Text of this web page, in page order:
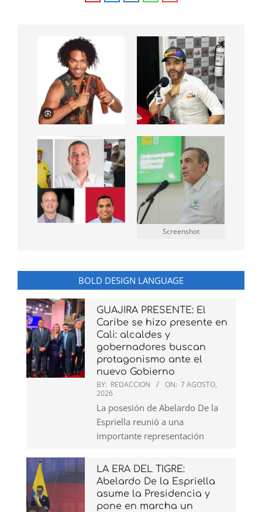
Screenshot
BOLD DESIGN LANGUAGE
GUAJIRA PRESENTE: El
Caribe se hizo presente en
Cali: alcaldes y
gobernadores buscan
protagonismo ante el
nuevo Gobierno
BY: REDACCION ON: 7 AGOSTO,
2026
La posesión de Abelardo De la
Espriella reunió a una
importante representación
LA ERA DEL TIGRE:
Abelardo De la Espriella
asume la Presidencia y
pone en marcha un